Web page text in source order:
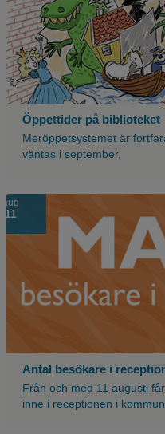
Öppettider på biblioteket
Meröppetsystemet är
väntas i september.
aug
11
Antal besökare i
Från och med 11 augusti
inne i receptionen i